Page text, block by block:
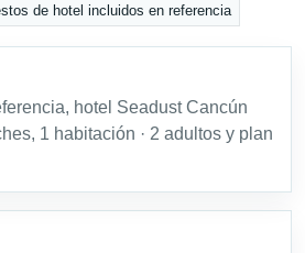
de hotel incluidos en referencia
hotel Seadust Cancún
1 habitación · 2 adultos y plan